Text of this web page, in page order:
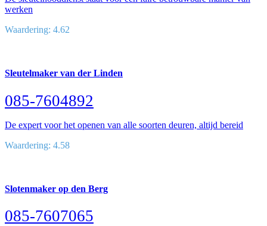
werken
Waardering: 4.62
Sleutelmaker van der Linden
085-7604892
De expert voor het openen van alle soorten deuren, altijd bereid
Waardering: 4.58
Slotenmaker op den Berg
085-7607065